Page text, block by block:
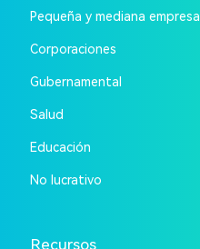
Pequeña y mediana empresa
Corporaciones
Gubernamental
Salud
Educación
No lucrativo
Recursos